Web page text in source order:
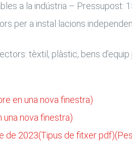
a la indústria – Pressupost:
per a instal·lacions
tèxtil, plàstic, bens
en una nova finestra)
nova finestra)
2023(Tipus de fitxer